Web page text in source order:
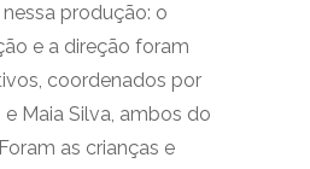
produção: o
e a direção foram
coordenados por
Maia Silva, ambos do
as crianças e